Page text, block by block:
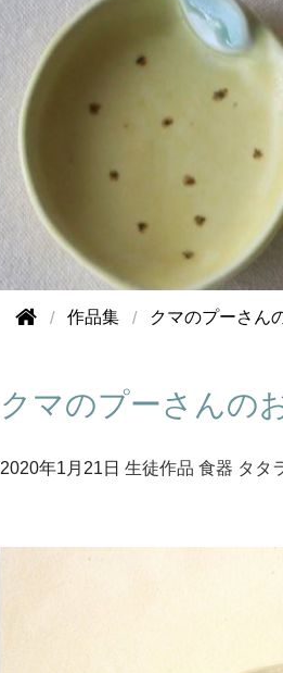
作品集 クマのプーさん
クマのプーさんの
2020年1月21日 生徒作品 食器 タタ